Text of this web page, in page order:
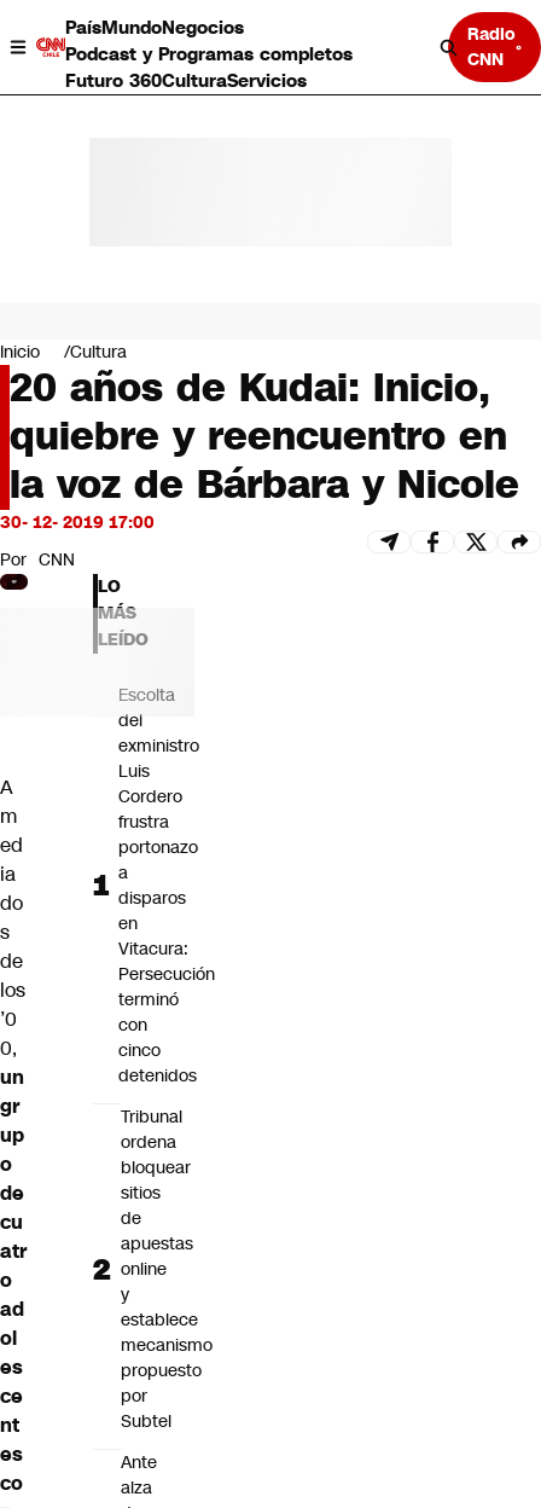
PaísMundoNegocios
Podcast y Programas completos
Futuro 360CulturaServicios
Radio
CNN
Negocios
Deportes
Programas completos
Cultura
Servicios
Bits
CNN tiempo
Futuro 360
Opinión
Inicio Cultura
20 años de Kudai: Inicio,
quiebre y reencuentro en
la voz de Bárbara y Nicole
30- 12- 2019 17:00
Por CNN
A
m
ed
ia
do
s
de
los
’0
0,
un
gr
up
o
de
cu
atr
o
ad
ol
es
ce
nt
es
co
LO
MÁS
LEÍDO
Escolta
del
exministro
Luis
Cordero
frustra
portonazo
a
disparos
en
Vitacura:
Persecución
terminó
con
cinco
detenidos
Tribunal
ordena
bloquear
sitios
de
apuestas
online
y
establece
mecanismo
propuesto
por
Subtel
Ante
alza